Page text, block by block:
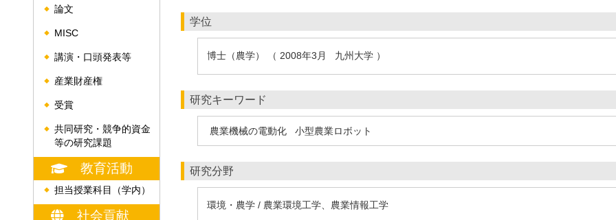
◆ 論文
◆ MISC
◆ 講演・口頭発表等
◆ 産業財産権
◆ 受賞
◆
共同研究・競争的資金
等の研究課題
教育活動
◆ 担当授業科目（学内）
社会貢献
学位
博士（農学） （ 2008年3月 九州大学 ）
研究キーワード
農業機械の電動化 小型農業ロボット
研究分野
環境・農学 / 農業環境工学、農業情報工学